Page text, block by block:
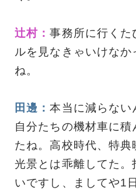
辻村：事務所に行くた
ルを見なきゃいけな
ね。
田邊：本当に減らな
自分たちの機材車に
たね。高校時代、特
光景とは乖離してた
いですし、ましてや1